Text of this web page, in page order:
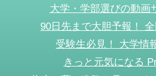
大学・学部選びの動画
90日先まで大胆予報！
受験生必見！ 大学情
きっと元気になる